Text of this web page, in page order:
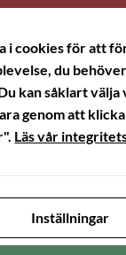
ALLA
KOMMER
UNDER
UT
DEN
AUGUSTI.
Ericsson
AB
i cookies för att
du
kan såklart välja
genom att
Läs vår
Inställningar